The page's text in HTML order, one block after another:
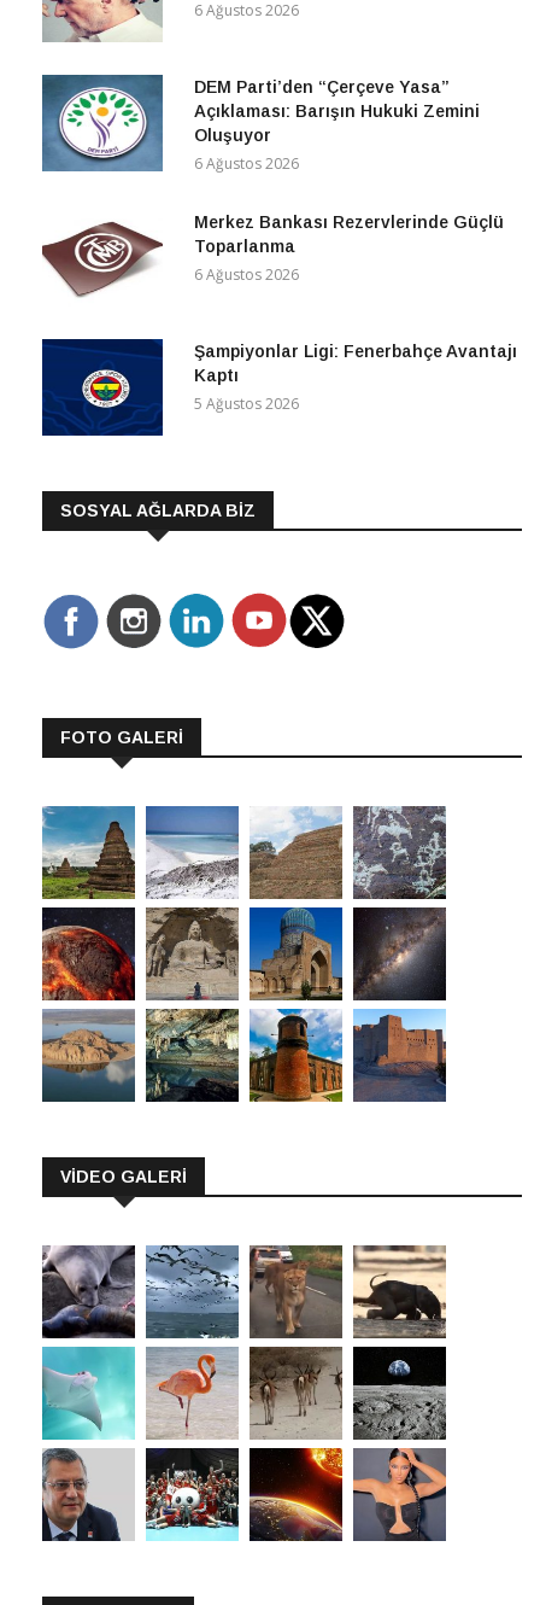
6 Ağustos 2026
DEM Parti’den “Çerçeve Yasa”
Açıklaması: Barışın Hukuki Zemini
Oluşuyor
6 Ağustos 2026
Merkez Bankası Rezervlerinde Güçlü
Toparlanma
6 Ağustos 2026
Şampiyonlar Ligi: Fenerbahçe Avantajı
Kaptı
5 Ağustos 2026
SOSYAL AĞLARDA BİZ
FOTO GALERİ
VİDEO GALERİ